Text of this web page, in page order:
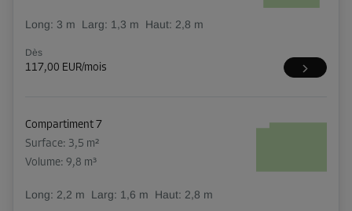
Long: 3 m Larg: 1,3 m Haut: 2,8 m
Dès
117,00 EUR/mois
Compartiment 7
Surface: 3,5 m²
Volume: 9,8 m³
Long: 2,2 m Larg: 1,6 m Haut: 2,8 m